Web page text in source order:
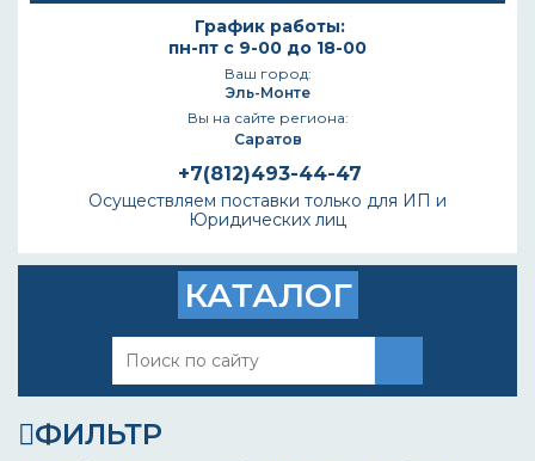
График работы:
пн-пт с 9-00 до 18-00
Ваш город:
Эль-Монте
Вы на сайте региона:
Саратов
+7(812)493-44-47
Осуществляем поставки только для ИП и
Юридических лиц
КАТАЛОГ
ФИЛЬТР